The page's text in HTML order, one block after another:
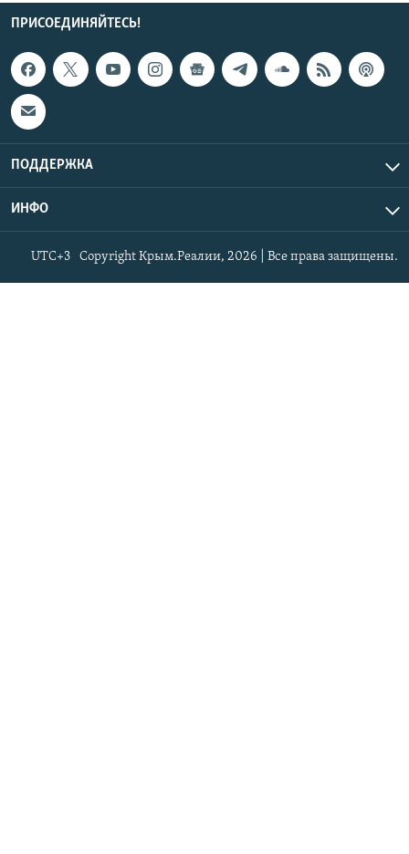
ПРИСОЕДИНЯЙТЕСЬ!
ПОДДЕРЖКА
ИНФО
Copyright Крым.Реалии, 2026 | Все права защищены.
UTC+3